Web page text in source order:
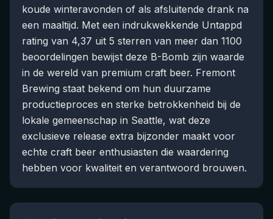
koude winteravonden of als afsluitende drank na
een maaltijd. Met een indrukwekkende Untappd
rating van 4,37 uit 5 sterren van meer dan 1100
beoordelingen bewijst deze B-Bomb zijn waarde
in de wereld van premium craft beer. Fremont
Brewing staat bekend om hun duurzame
productieproces en sterke betrokkenheid bij de
lokale gemeenschap in Seattle, wat deze
exclusieve release extra bijzonder maakt voor
echte craft beer enthusiasten die waardering
hebben voor kwaliteit en verantwoord brouwen.